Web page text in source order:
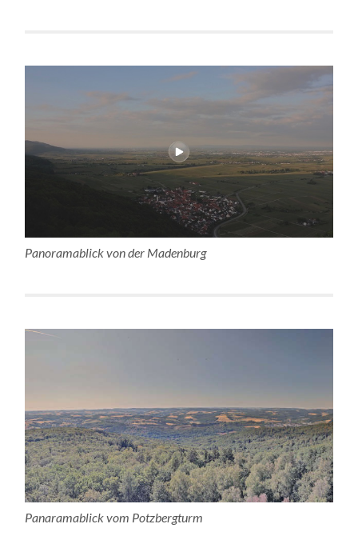
Panoramablick von der Madenburg
Panaramablick vom Potzbergturm